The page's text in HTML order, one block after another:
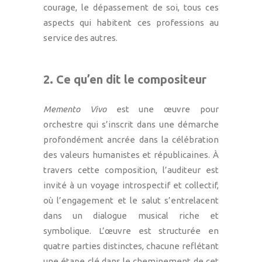
courage, le dépassement de soi, tous ces
aspects qui habitent ces professions au
service des autres.
2. Ce qu’en dit le compositeur
Memento Vivoest une œuvre pour
orchestre qui s’inscrit dans une démarche
profondément ancrée dans la célébration
des valeurs humanistes et républicaines. À
travers cette composition, l’auditeur est
invité à un voyage introspectif et collectif,
où l’engagement et le salut s’entrelacent
dans un dialogue musical riche et
symbolique. L’œuvre est structurée en
quatre parties distinctes, chacune reflétant